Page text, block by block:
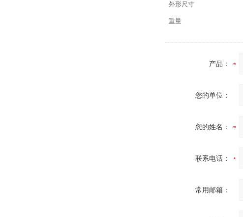
外形尺寸
重量
产品：
您的单位：
您的姓名：
联系电话：
常用邮箱：